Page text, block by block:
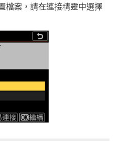
檔案，請在連接精靈中選擇